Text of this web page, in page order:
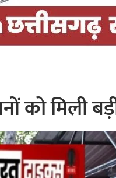
को मिली